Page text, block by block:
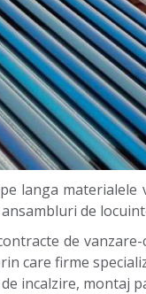
langa
de
de
care firme
incalzire, montaj